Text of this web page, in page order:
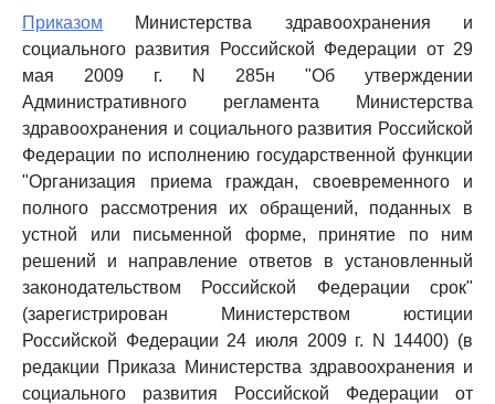
Приказом Министерства здравоохранения и
социального развития Российской Федерации от 29
мая 2009 г. N 285н "Об утверждении
Административного регламента Министерства
здравоохранения и социального развития Российской
Федерации по исполнению государственной функции
"Организация приема граждан, своевременного и
полного рассмотрения их обращений, поданных в
устной или письменной форме, принятие по ним
решений и направление ответов в установленный
законодательством Российской Федерации срок"
(зарегистрирован Министерством юстиции
Российской Федерации 24 июля 2009 г. N 14400) (в
редакции Приказа Министерства здравоохранения и
социального развития Российской Федерации от